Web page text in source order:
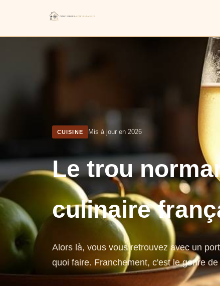
CUISINE Mis à jour en 2026
Le trou
culinaire
Alors là, vous vous retrouvez avec un
quoi faire. Franchement, c'est le genre